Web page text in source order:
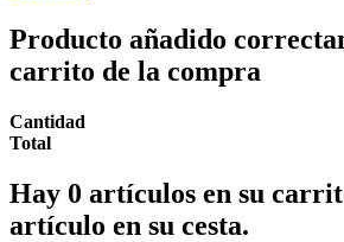
Producto añadido
carrito de la compra
Cantidad
Total
Hay 0 artículos en su
artículo en su cesta.